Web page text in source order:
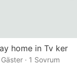
home in Tv ker
· 1 Sovrum